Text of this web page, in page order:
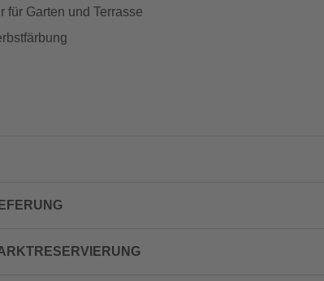
für Garten und Terrasse